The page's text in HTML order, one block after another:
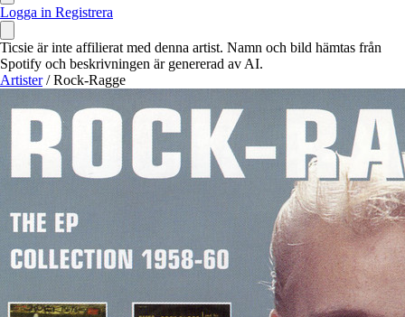
Logga in Registrera
Ticsie är inte affilierat med denna artist. Namn och bild hämtas från
Spotify och beskrivningen är genererad av AI.
Artister / Rock-Ragge